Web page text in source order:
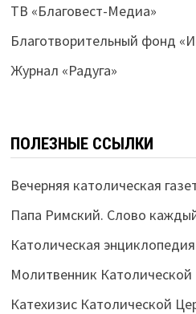
ТВ «Благовест-Медиа»
Благотворительный фонд
Журнал «Радуга»
ПОЛЕЗНЫЕ ССЫЛКИ
Вечерняя католическая
Папа Римский. Слово
Католическая энциклопедия
Молитвенник Католической
Катехизис Католической